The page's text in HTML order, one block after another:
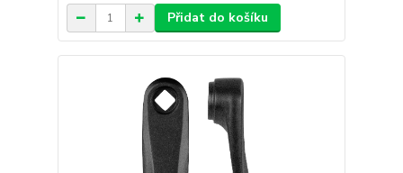
Přidat do košíku